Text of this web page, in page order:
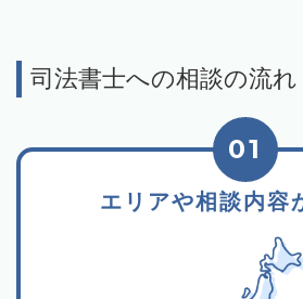
司法書士への相談の流れ
エリアや相談内容
01